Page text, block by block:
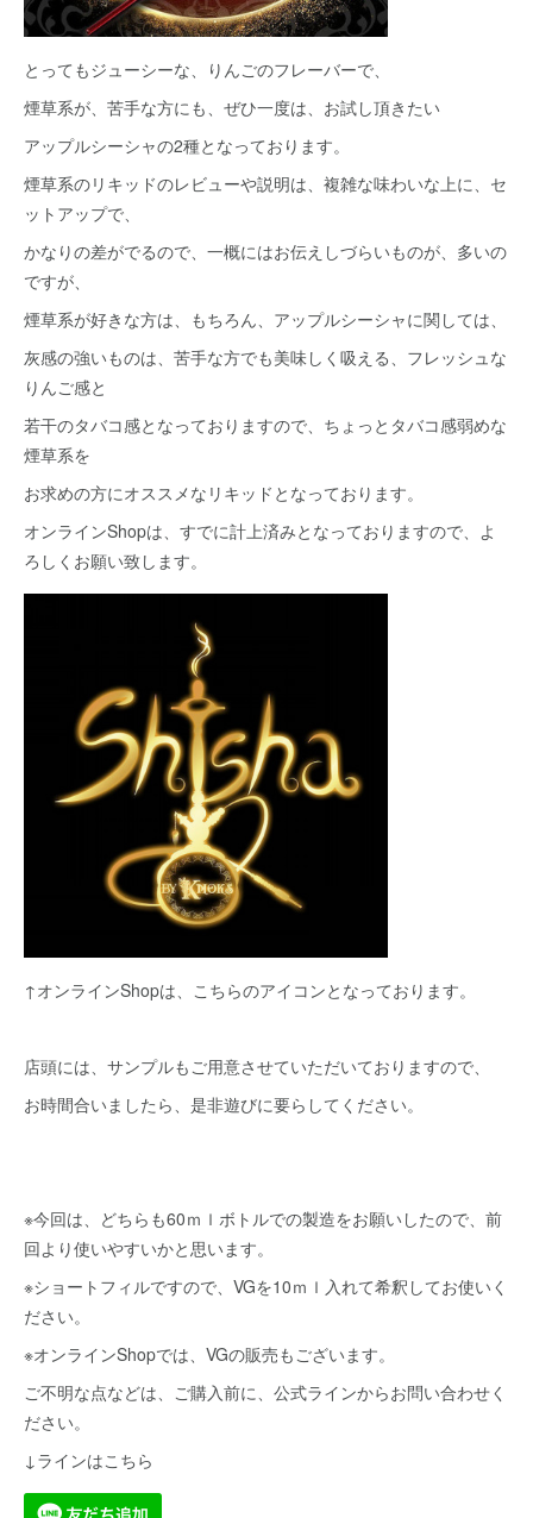
とってもジューシーな、りんごのフレーバーで、
煙草系が、苦手な方にも、ぜひ一度は、お試し頂きたい
アップルシーシャの2種となっております。
煙草系のリキッドのレビューや説明は、複雑な味わいな上に、セ
ットアップで、
かなりの差がでるので、一概にはお伝えしづらいものが、多いの
ですが、
煙草系が好きな方は、もちろん、アップルシーシャに関しては、
灰感の強いものは、苦手な方でも美味しく吸える、フレッシュな
りんご感と
若干のタバコ感となっておりますので、ちょっとタバコ感弱めな
煙草系を
お求めの方にオススメなリキッドとなっております。
オンラインShopは、すでに計上済みとなっておりますので、よ
ろしくお願い致します。
↑オンラインShopは、こちらのアイコンとなっております。
店頭には、サンプルもご用意させていただいておりますので、
お時間合いましたら、是非遊びに要らしてください。
※今回は、どちらも60ｍｌボトルでの製造をお願いしたので、前
回より使いやすいかと思います。
※ショートフィルですので、VGを10ｍｌ入れて希釈してお使いく
ださい。
※オンラインShopでは、VGの販売もございます。
ご不明な点などは、ご購入前に、公式ラインからお問い合わせく
ださい。
↓ラインはこちら